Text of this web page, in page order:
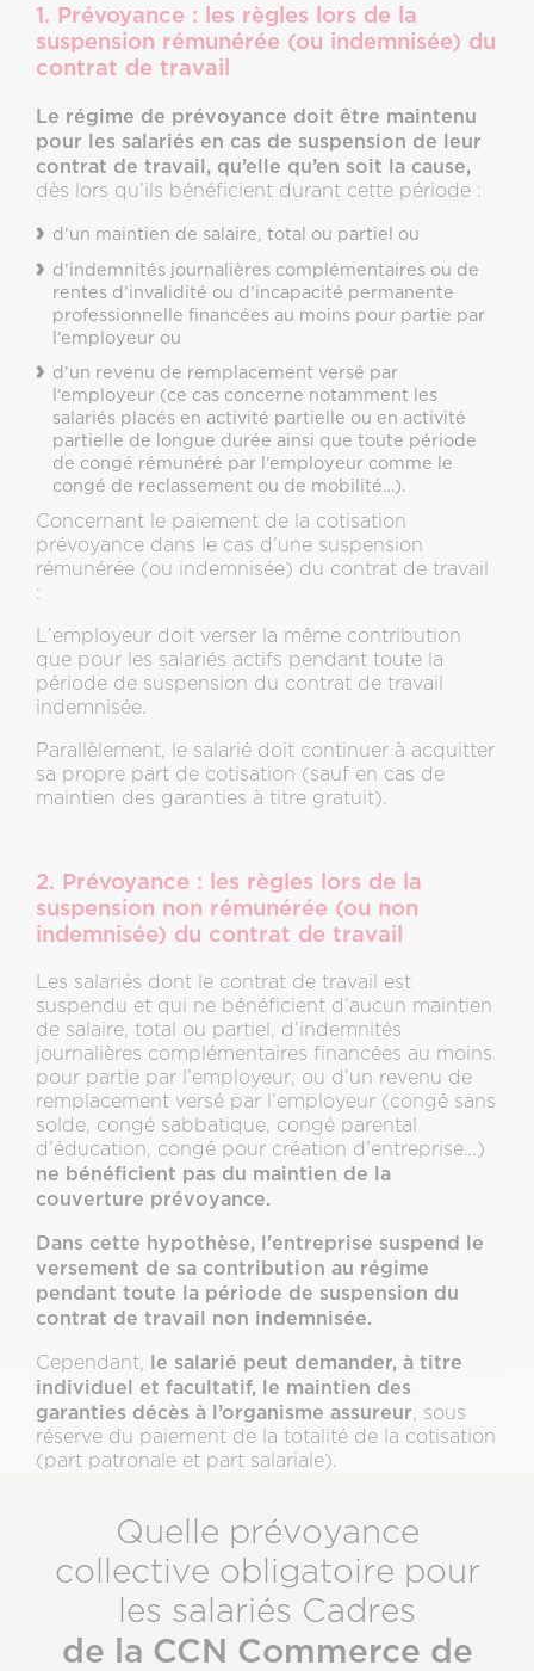
1. Prévoyance : les règles lors de la
suspension rémunérée (ou indemnisée) du
contrat de travail
Le régime de prévoyance doit être maintenu
pour les salariés en cas de suspension de leur
contrat de travail, qu’elle qu’en soit la cause,
dès lors qu’ils bénéficient durant cette période :
d’un maintien de salaire, total ou partiel ou
d’indemnités journalières complémentaires ou de
rentes d’invalidité ou d’incapacité permanente
professionnelle financées au moins pour partie par
l’employeur ou
d’un revenu de remplacement versé par
l’employeur (ce cas concerne notamment les
salariés placés en activité partielle ou en activité
partielle de longue durée ainsi que toute période
de congé rémunéré par l’employeur comme le
congé de reclassement ou de mobilité…).
Concernant le paiement de la cotisation
prévoyance dans le cas d’une suspension
rémunérée (ou indemnisée) du contrat de travail
:
L’employeur doit verser la même contribution
que pour les salariés actifs pendant toute la
période de suspension du contrat de travail
indemnisée.
Parallèlement, le salarié doit continuer à acquitter
sa propre part de cotisation (sauf en cas de
maintien des garanties à titre gratuit).
2. Prévoyance : les règles lors de la
suspension non rémunérée (ou non
indemnisée) du contrat de travail
Les salariés dont le contrat de travail est
suspendu et qui ne bénéficient d’aucun maintien
de salaire, total ou partiel, d’indemnités
journalières complémentaires financées au moins
pour partie par l’employeur, ou d’un revenu de
remplacement versé par l’employeur (congé sans
solde, congé sabbatique, congé parental
d’éducation, congé pour création d’entreprise…)
ne bénéficient pas du maintien de la
couverture prévoyance.
Dans cette hypothèse, l'entreprise suspend le
versement de sa contribution au régime
pendant toute la période de suspension du
contrat de travail non indemnisée.
Cependant, le salarié peut demander, à titre
individuel et facultatif, le maintien des
garanties décès à l’organisme assureur , sous
réserve du paiement de la totalité de la cotisation
(part patronale et part salariale).
Quelle prévoyance
collective obligatoire pour
les salariés Cadres
de la CCN Commerce de